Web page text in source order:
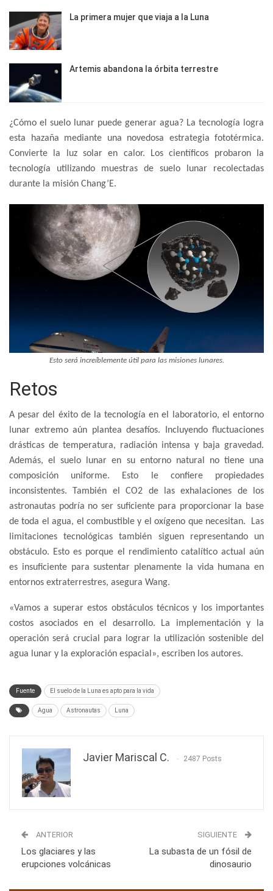
La primera mujer que viaja a la Luna
Artemis abandona la órbita terrestre
¿Cómo el suelo lunar puede generar agua? La tecnología logra
esta hazaña mediante una novedosa estrategia fototérmica.
Convierte la luz solar en calor. Los científicos probaron la
tecnología utilizando muestras de suelo lunar recolectadas
durante la misión Chang’E.
Esto será increíblemente útil para las misiones lunares.
Retos
A pesar del éxito de la tecnología en el laboratorio, el entorno
lunar extremo aún plantea desafíos. Incluyendo fluctuaciones
drásticas de temperatura, radiación intensa y baja gravedad.
Además, el suelo lunar en su entorno natural no tiene una
composición uniforme. Esto le confiere propiedades
inconsistentes. También el CO2 de las exhalaciones de los
astronautas podría no ser suficiente para proporcionar la base
de toda el agua, el combustible y el oxígeno que necesitan. Las
limitaciones tecnológicas también siguen representando un
obstáculo. Esto es porque el rendimiento catalítico actual aún
es insuficiente para sustentar plenamente la vida humana en
entornos extraterrestres, asegura Wang.
«Vamos a superar estos obstáculos técnicos y los importantes
costos asociados en el desarrollo. La implementación y la
operación será crucial para lograr la utilización sostenible del
agua lunar y la exploración espacial», escriben los autores.
Fuente El suelo de la Luna es apto para la vida
Agua Astronautas Luna
Javier Mariscal C. 2487 Posts
ANTERIOR
Los glaciares y las
erupciones volcánicas
SIGUIENTE
La subasta de un fósil de
dinosaurio